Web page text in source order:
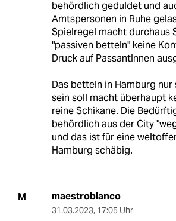
behördlich geduldet und
Amtspersonen in Ruhe
Spielregel macht durchaus
"passiven betteln" keine
Druck auf PassantInnen
Das betteln in Hamburg
sein soll macht überhaupt
reine Schikane. Die
behördlich aus der City
und das ist für eine
Hamburg schäbig.
M maestroblanco
31.03.2023, 17:05 Uhr